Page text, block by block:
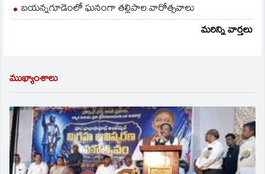
బయన్నగూడెంలో ఘనంగా తల్లిపాల వారోత్సవాలు
మరిన్ని వార్తలు
ముఖ్యాంశాలు